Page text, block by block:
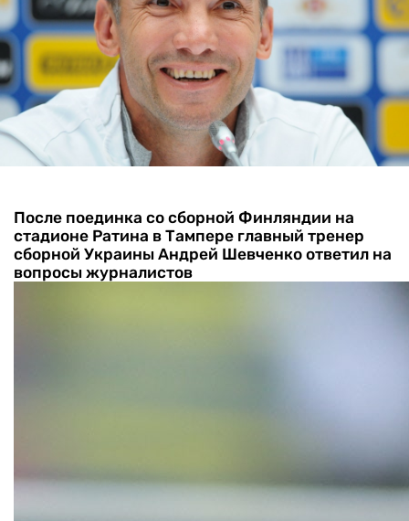
После поединка со сборной Финляндии на
стадионе Ратина в Тампере главный тренер
сборной Украины Андрей Шевченко ответил на
вопросы журналистов